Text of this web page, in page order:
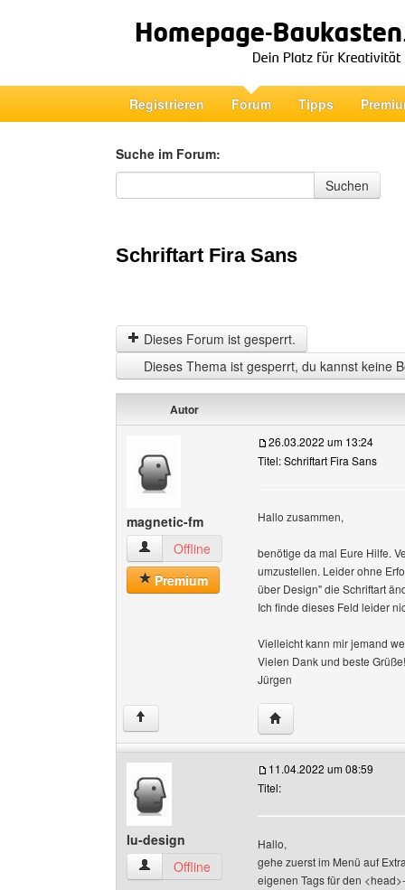
Registrieren Forum Tipps
Suche im Forum:
Suche im Forum
Suchen
Schriftart Fira Sans
Dieses Forum ist gesperrt.
Dieses Thema ist gesperrt, du kannst keine
Autor
magnetic-fm
magnetic-fm Benutzer-Profile anzeigen
Offline
Premium
26.03.2022 um 13:24
Titel: Schriftart Fira Sans
Hallo zusammen,
benötige da mal Eure Hilfe.
umzustellen. Leider ohne
über Design" die Schriftart
Ich finde dieses Feld leider
Vielleicht kann mir jemand
Vielen Dank und beste Grüße!
Jürgen
↑ Website dieses
lu-design
lu-design Benutzer-Profile anzeigen
Offline
11.04.2022 um 08:59
Titel:
Hallo,
gehe zuerst im Menü auf
eigenen Tags für den